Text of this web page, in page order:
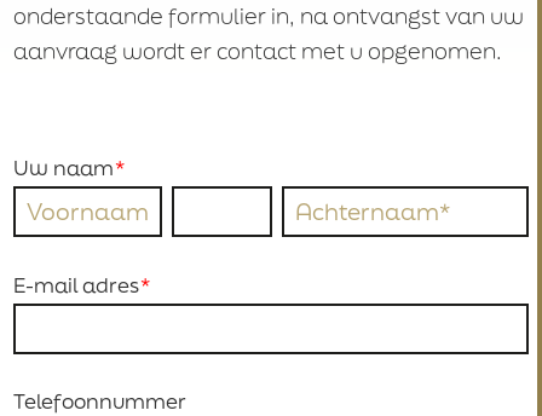
onderstaande formulier in, na ontvangst van uw
aanvraag wordt er contact met u opgenomen.
Uw naam
E-mail adres
Telefoonnummer